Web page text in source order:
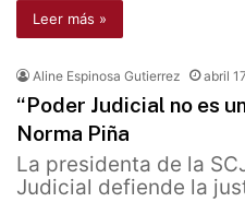
Leer más »
Aline Espinosa Gutierrez abril
“Poder Judicial no es
Norma Piña
La presidenta de la
Judicial defiende la